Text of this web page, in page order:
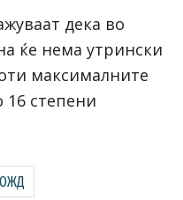
дека во
ќе нема утрински
максималните
16 степени